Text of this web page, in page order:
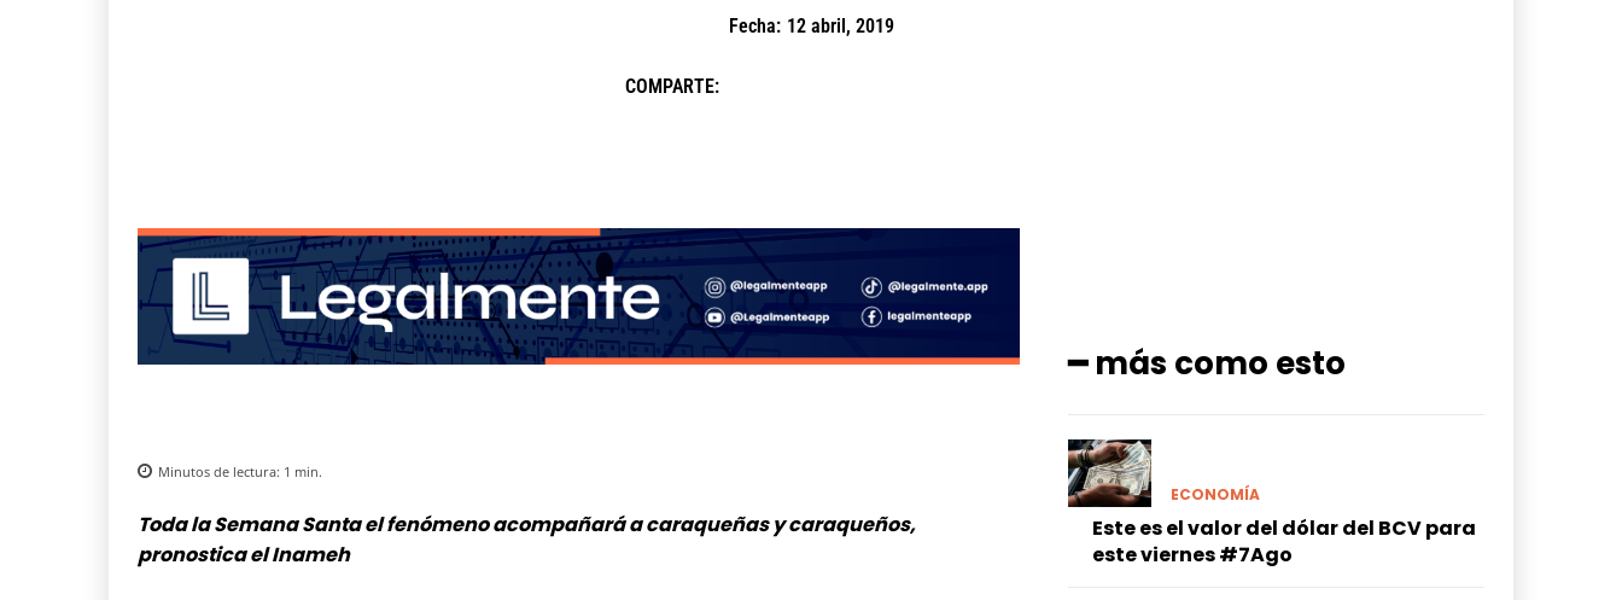
Fecha: 12 abril, 2019
COMPARTE:
Minutos de lectura: 1 min.
Toda la Semana Santa el fenómeno acompañará a caraqueñas y caraqueños,
pronostica el Inameh
━ más como esto
ECONOMÍA
Este es el valor del dólar del BCV para
este viernes #7Ago